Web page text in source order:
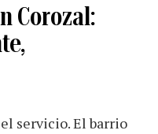
Corozal:
servicio. El barrio